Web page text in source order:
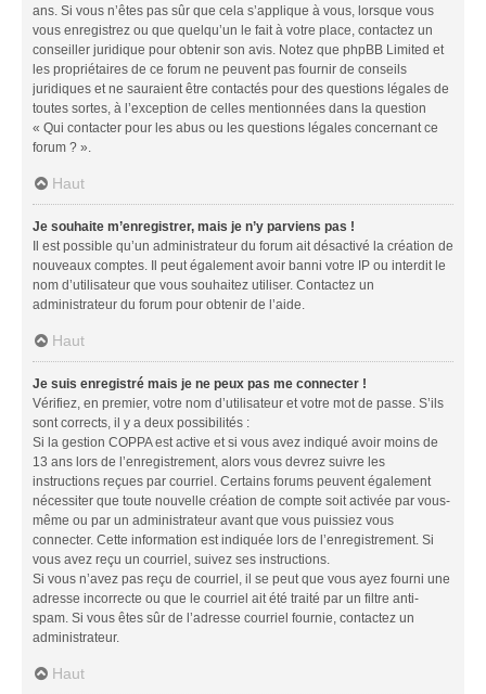
ans. Si vous n’êtes pas sûr que cela s’applique à vous, lorsque vous
vous enregistrez ou que quelqu’un le fait à votre place, contactez un
conseiller juridique pour obtenir son avis. Notez que phpBB Limited et
les propriétaires de ce forum ne peuvent pas fournir de conseils
juridiques et ne sauraient être contactés pour des questions légales de
toutes sortes, à l’exception de celles mentionnées dans la question
« Qui contacter pour les abus ou les questions légales concernant ce
forum ? ».
Haut
Je souhaite m’enregistrer, mais je n’y parviens pas !
Il est possible qu’un administrateur du forum ait désactivé la création de
nouveaux comptes. Il peut également avoir banni votre IP ou interdit le
nom d’utilisateur que vous souhaitez utiliser. Contactez un
administrateur du forum pour obtenir de l’aide.
Haut
Je suis enregistré mais je ne peux pas me connecter !
Vérifiez, en premier, votre nom d’utilisateur et votre mot de passe. S’ils
sont corrects, il y a deux possibilités :
Si la gestion COPPA est active et si vous avez indiqué avoir moins de
13 ans lors de l’enregistrement, alors vous devrez suivre les
instructions reçues par courriel. Certains forums peuvent également
nécessiter que toute nouvelle création de compte soit activée par vous-
même ou par un administrateur avant que vous puissiez vous
connecter. Cette information est indiquée lors de l’enregistrement. Si
vous avez reçu un courriel, suivez ses instructions.
Si vous n’avez pas reçu de courriel, il se peut que vous ayez fourni une
adresse incorrecte ou que le courriel ait été traité par un filtre anti-
spam. Si vous êtes sûr de l’adresse courriel fournie, contactez un
administrateur.
Haut